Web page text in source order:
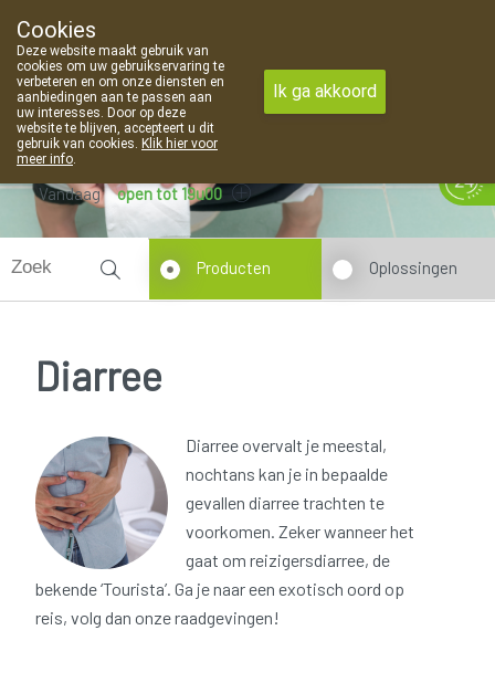
09 373 94 03
Vandaag open tot 19u00
Producten Oplossingen
Diarree
Diarree overvalt je meestal,
nochtans kan je in bepaalde
gevallen diarree trachten te
voorkomen. Zeker wanneer het
gaat om reizigersdiarree, de
bekende ‘Tourista’. Ga je naar een exotisch oord op
reis, volg dan onze raadgevingen!
Cookies
Deze website maakt gebruik van
cookies om uw gebruikservaring te
verbeteren en om onze diensten en
aanbiedingen aan te passen aan
uw interesses. Door op deze
website te blijven, accepteert u dit
gebruik van cookies. Klik hier voor
meer info.
Ik ga akkoord